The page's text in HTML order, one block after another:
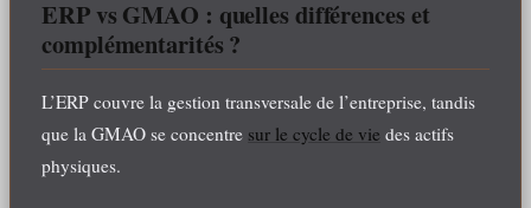
ERP vs GMAO : quelles différences et
complémentarités ?
L’ERP couvre la gestion transversale de l’entreprise, tandis
que la GMAO se concentre sur le cycle de vie des actifs
physiques.